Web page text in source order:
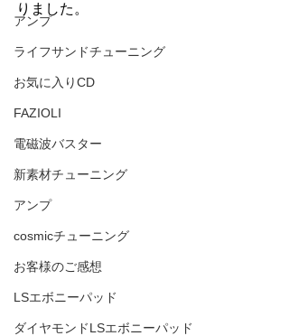
アンプ
ライフサンドチューニング
お気に入りCD
FAZIOLI
電磁波バスター
新素材チューニング
アンプ
cosmicチューニング
お客様のご感想
LSエボニーパッド
ダイヤモンドLSエボニーパッド
りました。